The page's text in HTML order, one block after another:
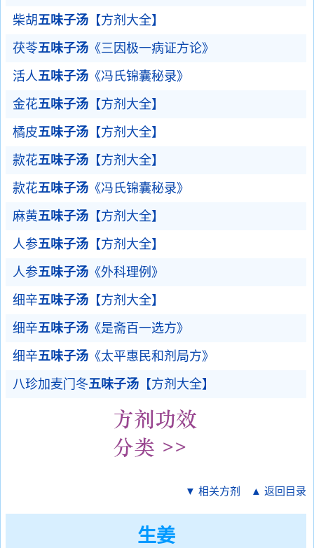
柴胡五味子汤 【方剂大全】
茯苓五味子汤 《三因极一病证方论》
活人五味子汤 《冯氏锦囊秘录》
金花五味子汤 【方剂大全】
橘皮五味子汤 【方剂大全】
款花五味子汤 【方剂大全】
款花五味子汤 《冯氏锦囊秘录》
麻黄五味子汤 【方剂大全】
人参五味子汤 【方剂大全】
人参五味子汤 《外科理例》
细辛五味子汤 【方剂大全】
细辛五味子汤 《是斋百一选方》
细辛五味子汤 《太平惠民和剂局方》
八珍加麦门冬五味子汤 【方剂大全】
▼ 相关方剂 ▲ 返回目录
生姜